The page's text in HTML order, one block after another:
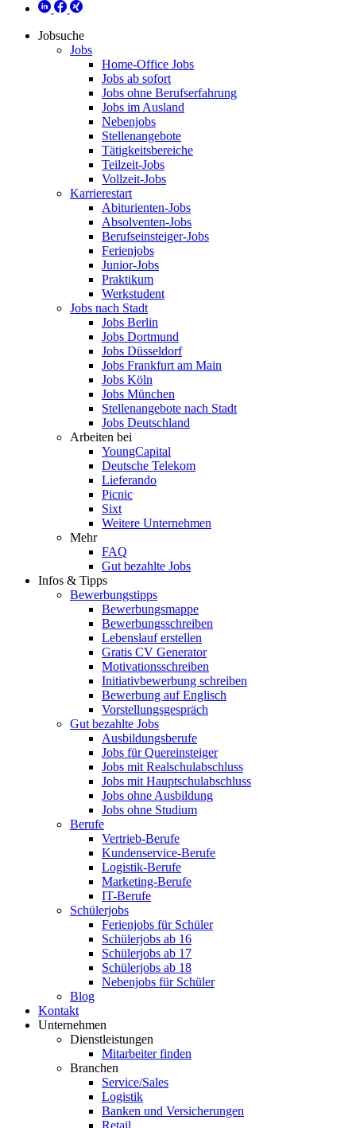
Jobsuche
Jobs
Home-Office Jobs
Jobs ab sofort
Jobs ohne Berufserfahrung
Jobs im Ausland
Nebenjobs
Stellenangebote
Tätigkeitsbereiche
Teilzeit-Jobs
Vollzeit-Jobs
Karrierestart
Abiturienten-Jobs
Absolventen-Jobs
Berufseinsteiger-Jobs
Ferienjobs
Junior-Jobs
Praktikum
Werkstudent
Jobs nach Stadt
Jobs Berlin
Jobs Dortmund
Jobs Düsseldorf
Jobs Frankfurt am Main
Jobs Köln
Jobs München
Stellenangebote nach Stadt
Jobs Deutschland
Arbeiten bei
YoungCapital
Deutsche Telekom
Lieferando
Picnic
Sixt
Weitere Unternehmen
Mehr
FAQ
Gut bezahlte Jobs
Infos & Tipps
Bewerbungstipps
Bewerbungsmappe
Bewerbungsschreiben
Lebenslauf erstellen
Gratis CV Generator
Motivationsschreiben
Initiativbewerbung schreiben
Bewerbung auf Englisch
Vorstellungsgespräch
Gut bezahlte Jobs
Ausbildungsberufe
Jobs für Quereinsteiger
Jobs mit Realschulabschluss
Jobs mit Hauptschulabschluss
Jobs ohne Ausbildung
Jobs ohne Studium
Berufe
Vertrieb-Berufe
Kundenservice-Berufe
Logistik-Berufe
Marketing-Berufe
IT-Berufe
Schülerjobs
Ferienjobs für Schüler
Schülerjobs ab 16
Schülerjobs ab 17
Schülerjobs ab 18
Nebenjobs für Schüler
Blog
Kontakt
Unternehmen
Dienstleistungen
Mitarbeiter finden
Branchen
Service/Sales
Logistik
Banken und Versicherungen
Retail